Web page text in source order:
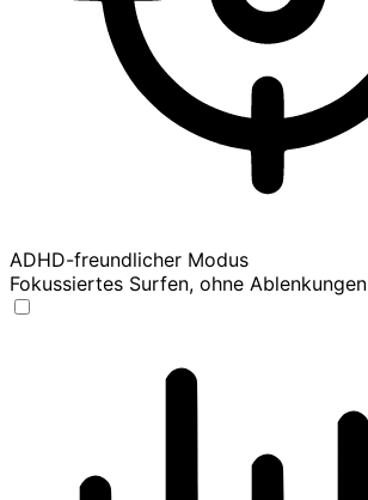
ADHD-freundlicher Modus
Fokussiertes Surfen, ohne Ablenkungen